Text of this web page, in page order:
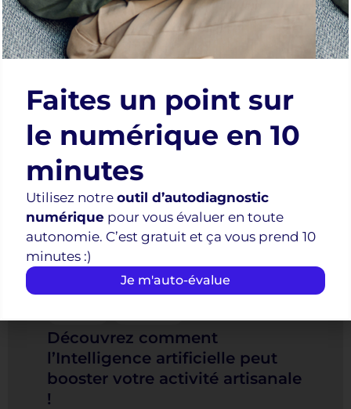
📅Gratuit sur inscription–
Attention, session
interactive à forte affluence ! Réservé aux artisans
Cliquez ici pour vous inscrire
Prochains événements
Inscrivez-vous à l’avance !
31
Découvrez comment
l’Intelligence artificielle peut
booster votre activité artisanale
!
Faites un point sur
le numérique en 10
minutes
Utilisez notre outil d’autodiagnostic
numérique pour vous évaluer en toute
autonomie. C’est gratuit et ça vous prend 10
minutes :)
Je m'auto-évalue